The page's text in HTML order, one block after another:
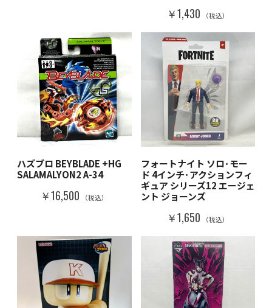
￥1,430 （税込）
ハズブロ BEYBLADE +HG
SALAMALYON2 A-34
￥16,500 （税込）
フォートナイト ソロ･モー
ド 4インチ･アクションフィ
ギュア シリーズ12 エージェ
ント ジョーンズ
￥1,650 （税込）